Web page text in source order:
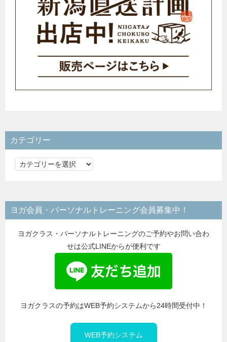
カテゴリー
カ
リ
ー
ヨガ会員・パーソナルトレーニング会員募集中！
ヨガクラス・パーソナルトレーニングのご予約やお問い合わ
せは公式LINEからが便利です
ヨガクラスの予約はWEB予約システムから24時間受付中！
WEB予約システム